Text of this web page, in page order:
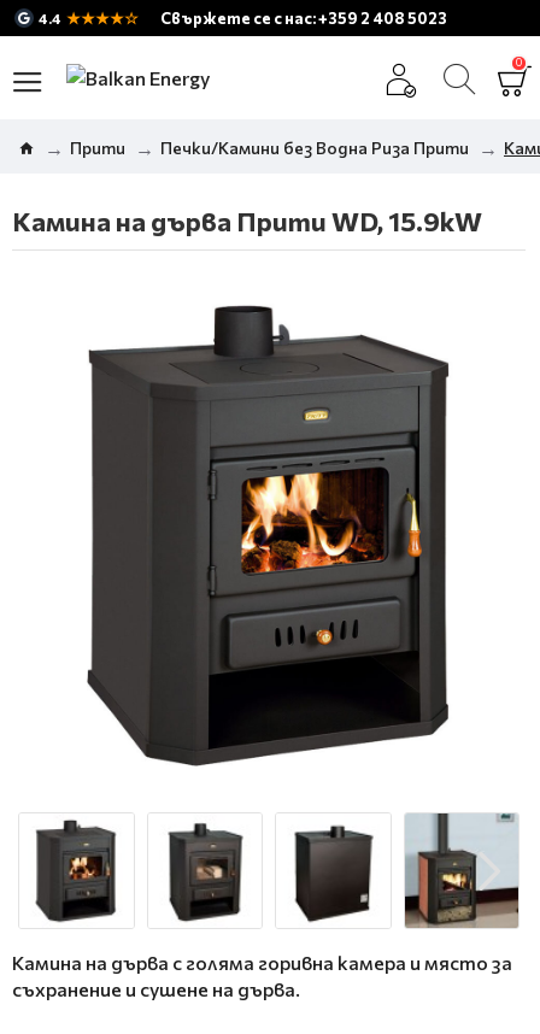
4.4 ★★★★☆ Свържете се с нас: +359 2 408 5023
0
Прити Печки/Камини без Водна Риза Прити
Камина на дърва Прити WD, 15.9kW
Камина на дърва с голяма горивна камера и място за
съхранение и сушене на дърва.